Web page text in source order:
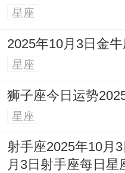
星座
2025年10月3日金
星座
狮子座今日运势
星座
射手座2025年10月
月3日射手座每日星